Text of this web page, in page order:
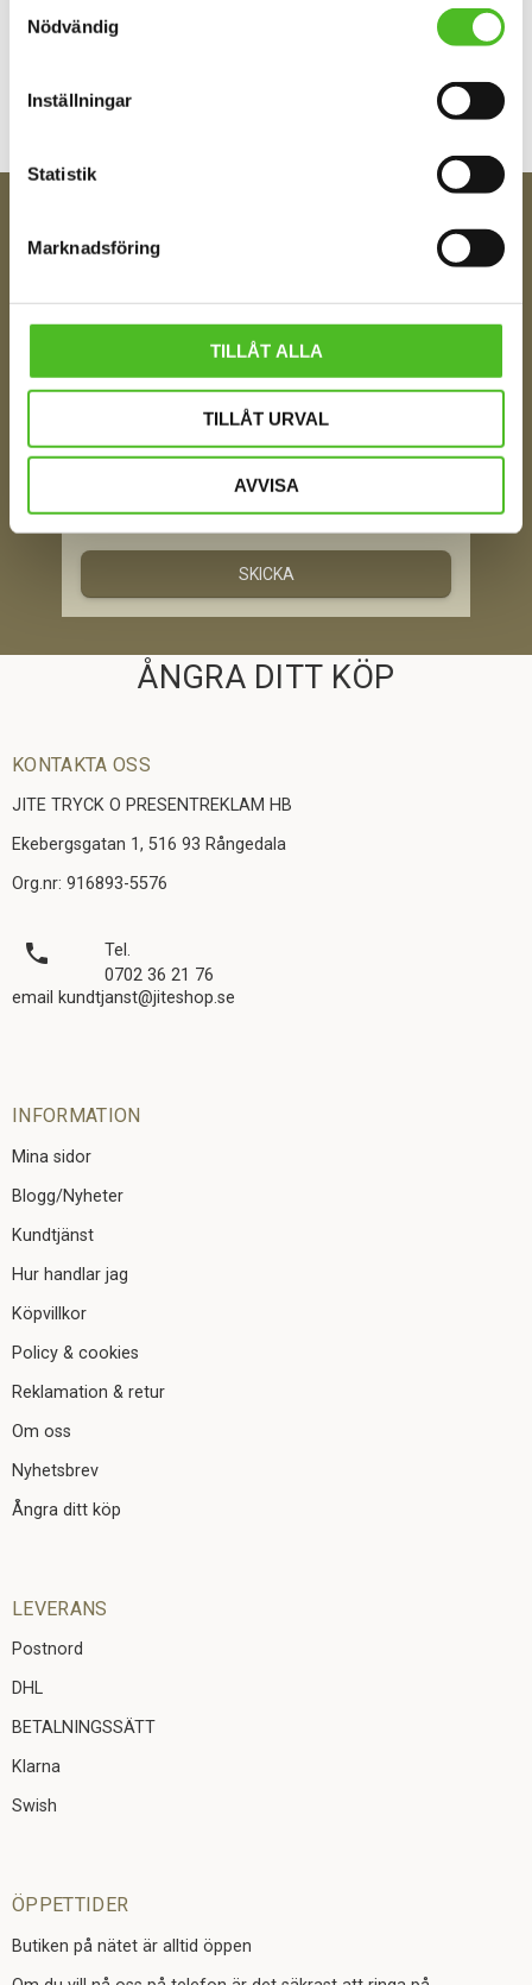
Nödvändig
Inställningar
Statistik
Marknadsföring
TILLÅT ALLA
TILLÅT URVAL
AVVISA
Bli den första att lämna ett omdöme.
FÅ TIPS OM NYHETER!
Ditt Namn
Jag samtycker till att motta digital kommunikation i
enlighet med i integritetspolicynPolicy o cookies
SKICKA
ÅNGRA DITT KÖP
KONTAKTA OSS
JITE TRYCK O PRESENTREKLAM HB
Ekebergsgatan 1, 516 93 Rångedala
Org.nr: 916893-5576
local_phone
Tel.
0702 36 21 76
email kundtjanst@jiteshop.se
INFORMATION
Mina sidor
Blogg/Nyheter
Kundtjänst
Hur handlar jag
Köpvillkor
Policy & cookies
Reklamation & retur
Om oss
Nyhetsbrev
Ångra ditt köp
LEVERANS
Postnord
DHL
BETALNINGSSÄTT
Klarna
Swish
ÖPPETTIDER
Butiken på nätet är alltid öppen